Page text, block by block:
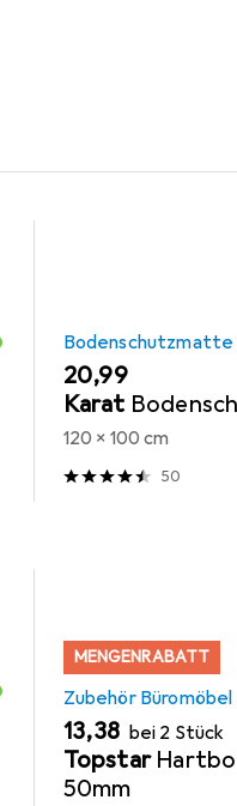
Bodenschutzmatte
EUR
20,99
Karat
120 x 100 cm
50
MENGENRABATT
Zubehör Büromöbel
EUR
13,38 bei 2 Stück
Topstar
50mm